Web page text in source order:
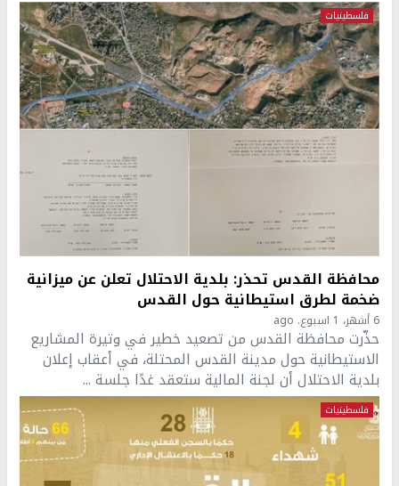
فلسطينيات
محافظة القدس تحذر: بلدية الاحتلال تعلن عن ميزانية
ضخمة لطرق استيطانية حول القدس
6 أشهر، 1 اسبوع. ago
حذّرت محافظة القدس من تصعيد خطير في وتيرة المشاريع
الاستيطانية حول مدينة القدس المحتلة، في أعقاب إعلان
بلدية الاحتلال أن لجنة المالية ستعقد غدًا جلسة ...
فلسطينيات